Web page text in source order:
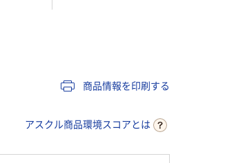
商品情報を印刷する
アスクル商品環境スコアとは